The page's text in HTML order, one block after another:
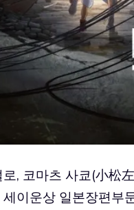
, 코마츠 사쿄(小松
이운상 일본장편부